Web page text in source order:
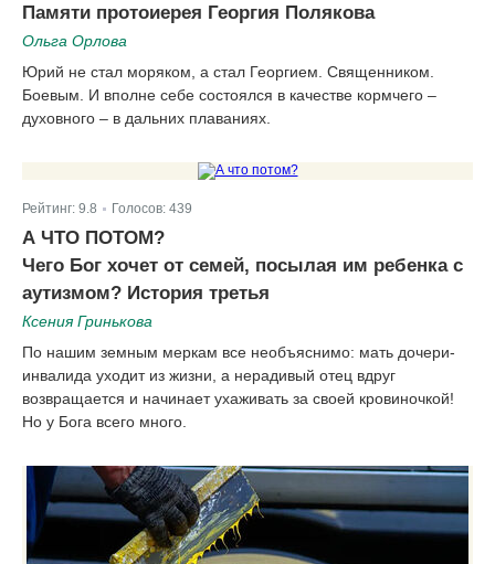
Памяти протоиерея Георгия Полякова
Ольга Орлова
Юрий не стал моряком, а стал Георгием. Священником.
Боевым. И вполне себе состоялся в качестве кормчего –
духовного – в дальних плаваниях.
Рейтинг: 9.8 Голосов: 439
А ЧТО ПОТОМ?
Чего Бог хочет от семей, посылая им ребенка с
аутизмом? История третья
Ксения Гринькова
По нашим земным меркам все необъяснимо: мать дочери-
инвалида уходит из жизни, а нерадивый отец вдруг
возвращается и начинает ухаживать за своей кровиночкой!
Но у Бога всего много.